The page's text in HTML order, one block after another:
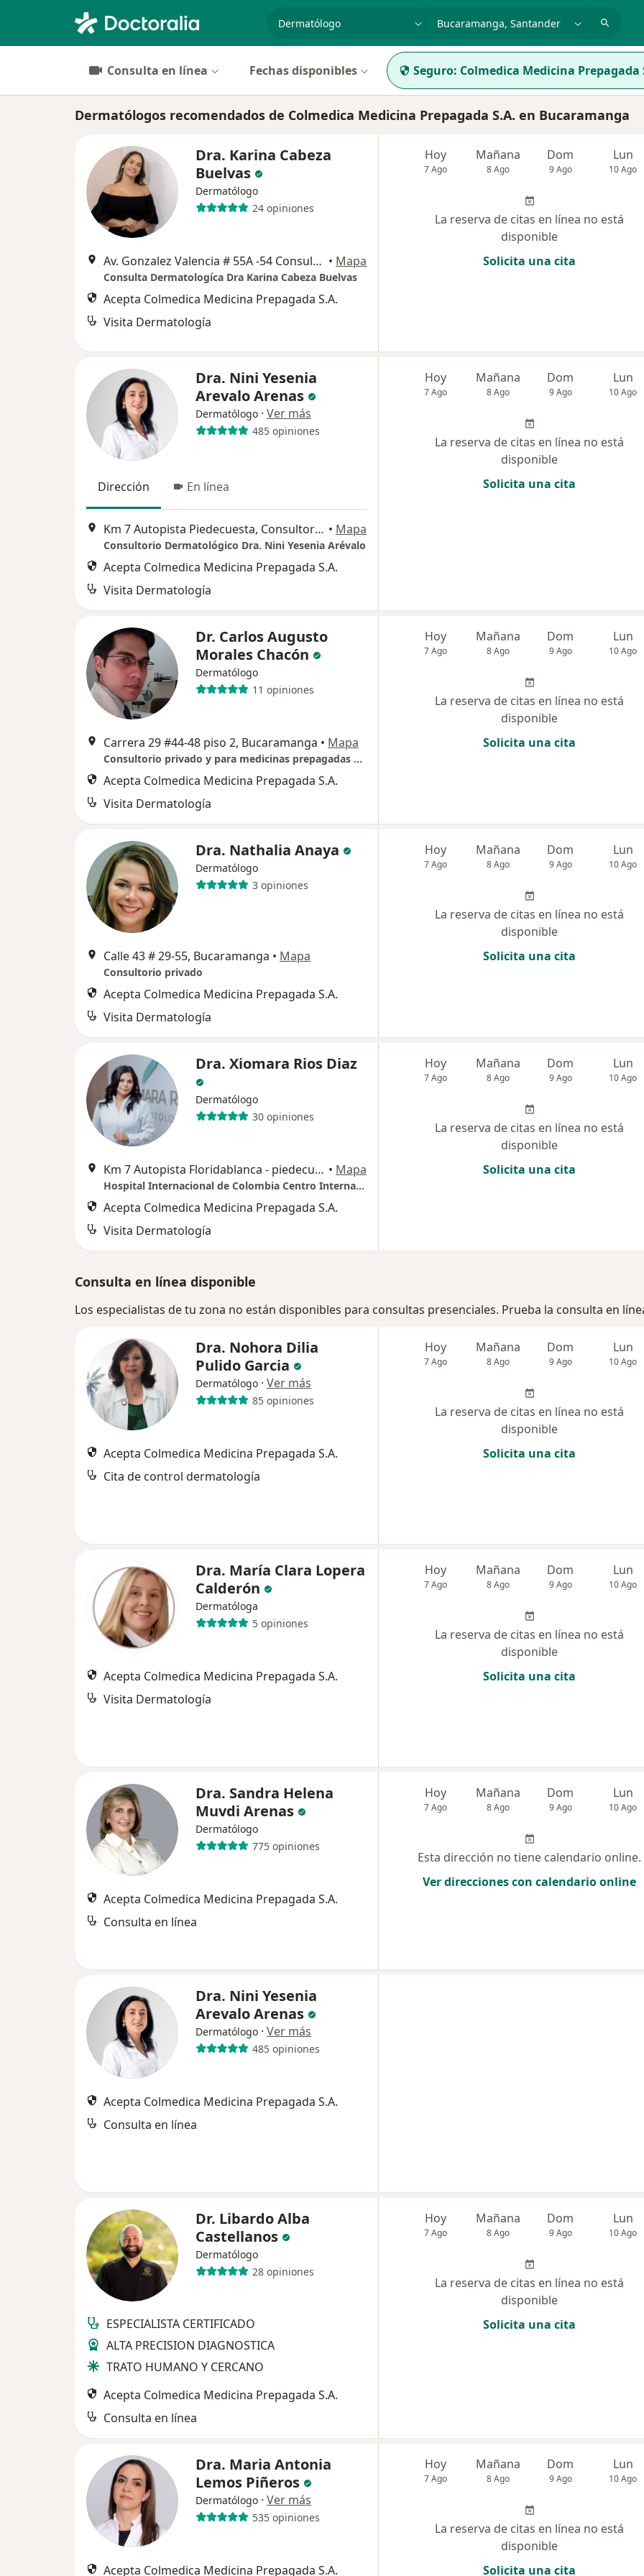
especialidad, enfermedad o nombre
Consulta en línea Fechas disponibles Seguro: Colmedica Medicina Prepagada
Dermatólogos recomendados de Colmedica Medicina Prepagada S.A. en Bucaramanga
Dra. Karina Cabeza
Buelvas
Dermatólogo
24 opiniones
Av. Gonzalez Valencia # 55A -54 Consultorio 505, Bucaramanga • Mapa
Consulta Dermatologíca Dra Karina Cabeza Buelvas
Acepta Colmedica Medicina Prepagada S.A.
Visita Dermatología
Hoy
7 Ago
Mañana
8 Ago
Dom
9 Ago
Lun
10 Ago
La reserva de citas en línea no está
disponible
Solicita una cita
Dra. Nini Yesenia
Arevalo Arenas
Dermatólogo · Ver más
485 opiniones
Dirección En línea
Km 7 Autopista Piedecuesta, Consultorio 918 Sur, Bucaramanga • Mapa
Consultorio Dermatológico Dra. Nini Yesenia Arévalo
Acepta Colmedica Medicina Prepagada S.A.
Visita Dermatología
Hoy
7 Ago
Mañana
8 Ago
Dom
9 Ago
Lun
10 Ago
La reserva de citas en línea no está
disponible
Solicita una cita
Dr. Carlos Augusto
Morales Chacón
Dermatólogo
11 opiniones
Carrera 29 #44-48 piso 2, Bucaramanga • Mapa
Consultorio privado y para medicinas prepagadas y pólizas
Acepta Colmedica Medicina Prepagada S.A.
Visita Dermatología
Hoy
7 Ago
Mañana
8 Ago
Dom
9 Ago
Lun
10 Ago
La reserva de citas en línea no está
disponible
Solicita una cita
Dra. Nathalia Anaya
Dermatólogo
3 opiniones
Calle 43 # 29-55, Bucaramanga • Mapa
Consultorio privado
Acepta Colmedica Medicina Prepagada S.A.
Visita Dermatología
Hoy
7 Ago
Mañana
8 Ago
Dom
9 Ago
Lun
10 Ago
La reserva de citas en línea no está
disponible
Solicita una cita
Dra. Xiomara Rios Diaz
Dermatólogo
30 opiniones
Km 7 Autopista Floridablanca - piedecuesta , Consultorio 305 Norte, Bucaramanga • Mapa
Hospital Internacional de Colombia Centro Internacional de especialistas
Acepta Colmedica Medicina Prepagada S.A.
Visita Dermatología
Hoy
7 Ago
Mañana
8 Ago
Dom
9 Ago
Lun
10 Ago
La reserva de citas en línea no está
disponible
Solicita una cita
Consulta en línea disponible
Los especialistas de tu zona no están disponibles para consultas presenciales. Prueba la consulta en
Dra. Nohora Dilia
Pulido Garcia
Dermatólogo · Ver más
85 opiniones
Acepta Colmedica Medicina Prepagada S.A.
Cita de control dermatología
Hoy
7 Ago
Mañana
8 Ago
Dom
9 Ago
Lun
10 Ago
La reserva de citas en línea no está
disponible
Solicita una cita
Dra. María Clara Lopera
Calderón
Dermatóloga
5 opiniones
Acepta Colmedica Medicina Prepagada S.A.
Visita Dermatología
Hoy
7 Ago
Mañana
8 Ago
Dom
9 Ago
Lun
10 Ago
La reserva de citas en línea no está
disponible
Solicita una cita
Dra. Sandra Helena
Muvdi Arenas
Dermatólogo
775 opiniones
Acepta Colmedica Medicina Prepagada S.A.
Consulta en línea
Hoy
7 Ago
Mañana
8 Ago
Dom
9 Ago
Lun
10 Ago
Esta dirección no tiene calendario online.
Ver direcciones con calendario online
Dra. Nini Yesenia
Arevalo Arenas
Dermatólogo · Ver más
485 opiniones
Acepta Colmedica Medicina Prepagada S.A.
Consulta en línea
Dr. Libardo Alba
Castellanos
Dermatólogo
28 opiniones
ESPECIALISTA CERTIFICADO
ALTA PRECISION DIAGNOSTICA
TRATO HUMANO Y CERCANO
Acepta Colmedica Medicina Prepagada S.A.
Consulta en línea
Hoy
7 Ago
Mañana
8 Ago
Dom
9 Ago
Lun
10 Ago
La reserva de citas en línea no está
disponible
Solicita una cita
Dra. Maria Antonia
Lemos Piñeros
Dermatólogo · Ver más
535 opiniones
Acepta Colmedica Medicina Prepagada S.A.
Hoy
7 Ago
Mañana
8 Ago
Dom
9 Ago
Lun
10 Ago
La reserva de citas en línea no está
disponible
Solicita una cita